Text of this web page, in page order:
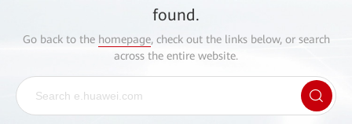
found.
Go back to the homepage, check out the links below, or search
across the entire website.